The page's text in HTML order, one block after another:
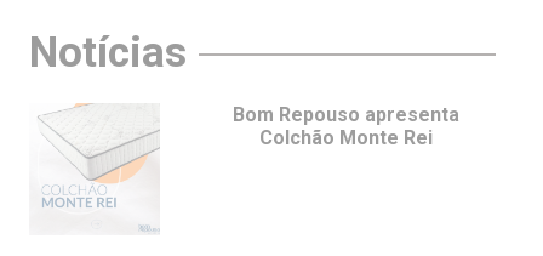
Notícias
Bom Repouso apresenta
Colchão Monte Rei